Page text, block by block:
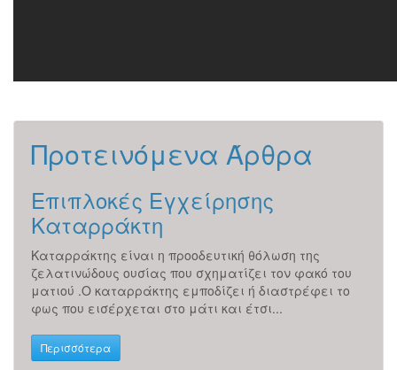
Προτεινόμενα Άρθρα
Επιπλοκές Εγχείρησης
Καταρράκτη
Καταρράκτης είναι η προοδευτική θόλωση της
ζελατινώδους ουσίας που σχηματίζει τον φακό του
ματιού .Ο καταρράκτης εμποδίζει ή διαστρέφει το
φως που εισέρχεται στο μάτι και έτσι...
Περισσότερα